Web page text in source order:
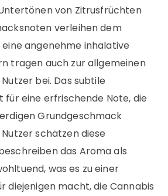
von Zitrusfrüchten
verleihen dem
angenehme inhalative
tragen auch zur allgemeinen
bei. Das subtile
für eine erfrischende Note, die
Grundgeschmack
schätzen diese
das Aroma als
was es zu einer
diejenigen macht, die Cannabis